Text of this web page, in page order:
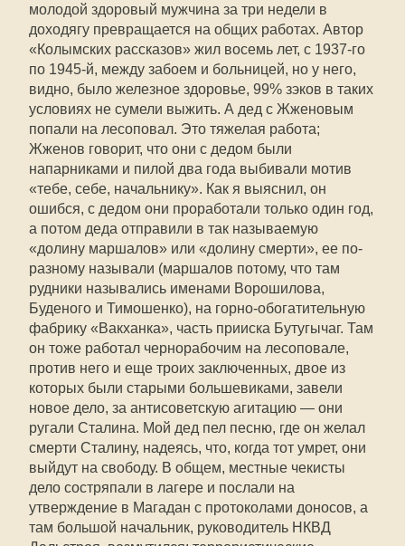
молодой здоровый мужчина за три недели в
доходягу превращается на общих работах. Автор
«Колымских рассказов» жил восемь лет, с 1937-го
по 1945-й, между забоем и больницей, но у него,
видно, было железное здоровье, 99% зэков в таких
условиях не сумели выжить. А дед с Жженовым
попали на лесоповал. Это тяжелая работа;
Жженов говорит, что они с дедом были
напарниками и пилой два года выбивали мотив
«тебе, себе, начальнику». Как я выяснил, он
ошибся, с дедом они проработали только один год,
а потом деда отправили в так называемую
«долину маршалов» или «долину смерти», ее по-
разному называли (маршалов потому, что там
рудники назывались именами Ворошилова,
Буденого и Тимошенко), на горно-обогатительную
фабрику «Вакханка», часть прииска Бутугычаг. Там
он тоже работал чернорабочим на лесоповале,
против него и еще троих заключенных, двое из
которых были старыми большевиками, завели
новое дело, за антисоветскую агитацию — они
ругали Сталина. Мой дед пел песню, где он желал
смерти Сталину, надеясь, что, когда тот умрет, они
выйдут на свободу. В общем, местные чекисты
дело состряпали в лагере и послали на
утверждение в Магадан с протоколами доносов, а
там большой начальник, руководитель НКВД